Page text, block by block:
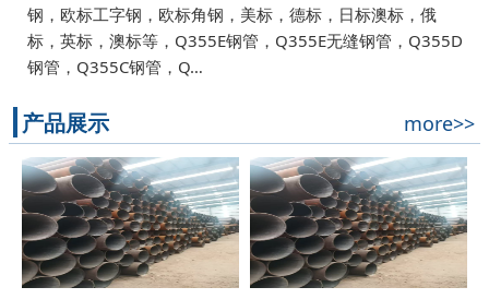
钢，欧标工字钢，欧标角钢，美标，德标，日标澳标，俄
标，英标，澳标等，Q355E钢管，Q355E无缝钢管，Q355D
钢管，Q355C钢管，Q…
产品展示 more>>